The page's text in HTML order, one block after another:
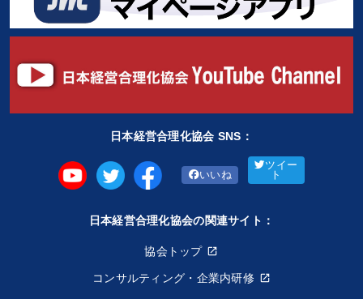
日本経営合理化協会 SNS：
いいね
ツイー
ト
日本経営合理化協会の関連サイト：
協会トップ
コンサルティング・企業内研修